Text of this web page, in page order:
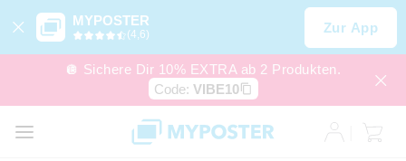
MYPOSTER
(4,6) Zur App
🪩 Sichere Dir 10% EXTRA ab 2 Produkten.
Code: VIBE10